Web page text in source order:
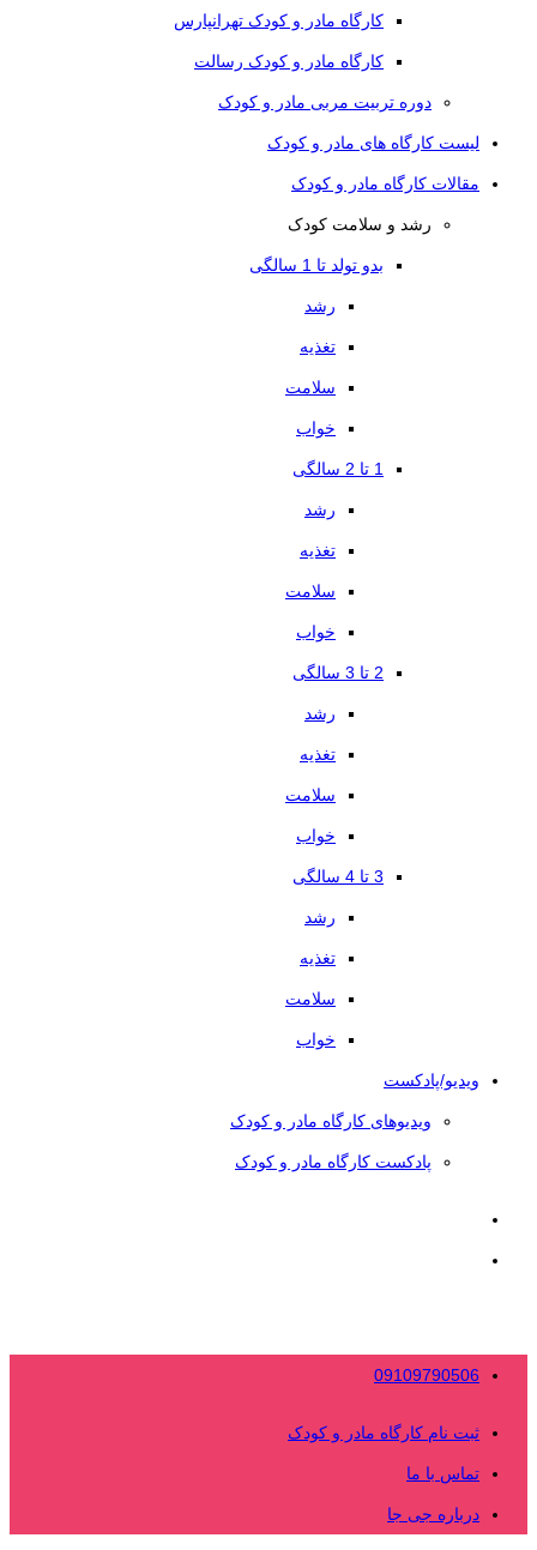
کارگاه مادر و کودک تهرانپارس
کارگاه مادر و کودک رسالت
دوره تربیت مربی مادر و کودک
لیست کارگاه های مادر و کودک
مقالات کارگاه مادر و کودک
رشد و سلامت کودک
بدو تولد تا 1 سالگی
رشد
تغذیه
سلامت
خواب
1 تا 2 سالگی
رشد
تغذیه
سلامت
خواب
2 تا 3 سالگی
رشد
تغذیه
سلامت
خواب
3 تا 4 سالگی
رشد
تغذیه
سلامت
خواب
ویدیو/پادکست
ویدیوهای کارگاه مادر و کودک
پادکست کارگاه مادر و کودک
09109790506
ثبت نام کارگاه مادر و کودک
تماس با ما
درباره جی جا